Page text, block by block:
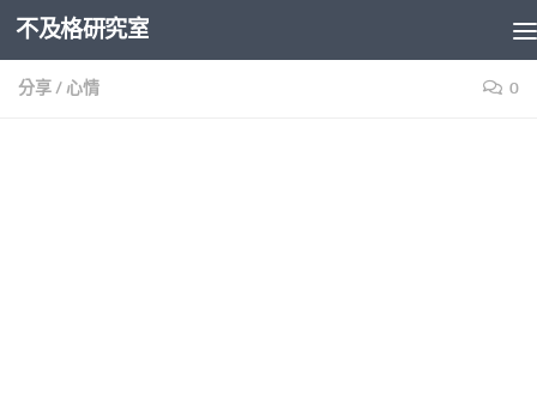
Skip to content
不及格研究室
分享/ 心情 0